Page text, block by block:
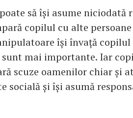
să își asume
copilul cu alte
își învață
sunt mai importante. Iar
scuze oamenilor chiar și
socială și își asumă